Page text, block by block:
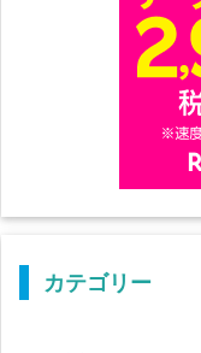
カテゴリー